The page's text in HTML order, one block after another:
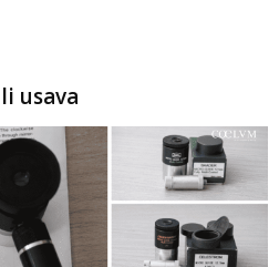
usava